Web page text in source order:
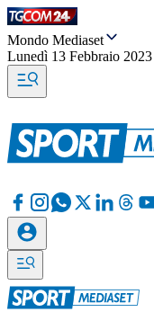
Mondo Mediaset
Lunedì 13 Febbraio 2023